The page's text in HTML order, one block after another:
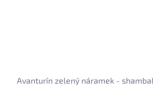
Avanturín zelený náramek -